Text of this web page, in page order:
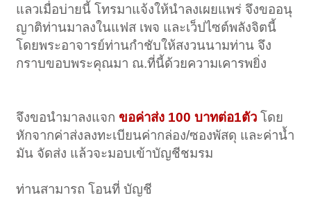
แลวเมื่อบ่ายนี้ โทรมาแจ้งให้นำลงเผยแพร่ จึงขออนุ
ญาติท่านมาลงในแฟส เพจ และเว็ปไซต์พลังจิตนี้
โดยพระอาจารย์ท่านกำชับให้สงวนนามท่าน จึง
กราบขอบพระคุณมา ณ.ที่นี้ด้วยความเคารพยิ่ง
จึงขอนำมาลงแจก ขอค่าส่ง 100 บาทต่อ1ตัวโดย
หักจากค่าส่งลงทะเบียนค่ากล่อง/ซองพัสดุ และค่าน้ำ
มัน จัดส่ง แล้วจะมอบเข้าบัญชีชมรม
ท่านสามารถ โอนที่ บัญชี